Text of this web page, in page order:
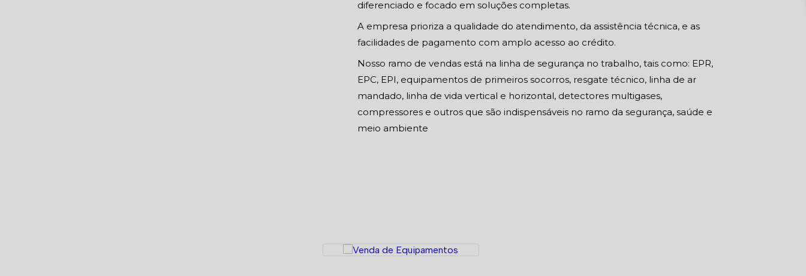
diferenciado e focado em soluções completas.
A empresa prioriza a qualidade do atendimento, da assistência técnica, e as
facilidades de pagamento com amplo acesso ao crédito.
Nosso ramo de vendas está na linha de segurança no trabalho, tais como: EPR,
EPC, EPI, equipamentos de primeiros socorros, resgate técnico, linha de ar
mandado, linha de vida vertical e horizontal, detectores multigases,
compressores e outros que são indispensáveis no ramo da segurança, saúde e
meio ambiente